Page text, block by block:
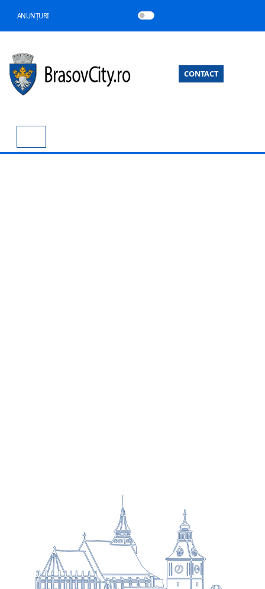
ANUNȚURI
CONTACT